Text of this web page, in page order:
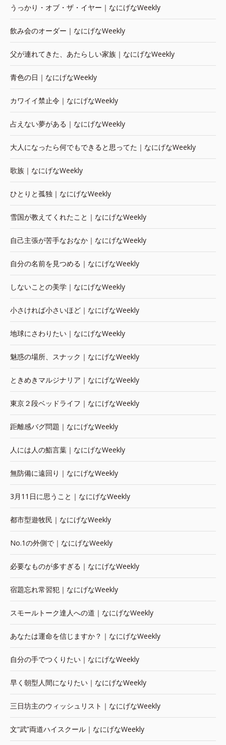
うっかり・オブ・ザ・イヤー｜なにげなWeekly
飲み会のオーダー｜なにげなWeekly
父が連れてきた、あたらしい家族｜なにげなWeekly
青色の日｜なにげなWeekly
カワイイ禁止令｜なにげなWeekly
占えない夢がある｜なにげなWeekly
大人になったら何でもできると思ってた｜なにげなWeekly
歌族｜なにげなWeekly
ひとりと孤独｜なにげなWeekly
雪国が教えてくれたこと｜なにげなWeekly
自己主張が苦手なおなか｜なにげなWeekly
自分の名前を見つめる｜なにげなWeekly
しないことの美学｜なにげなWeekly
小さければ小さいほど｜なにげなWeekly
地球にさわりたい｜なにげなWeekly
魅惑の場所、スナック｜なにげなWeekly
ときめきマルジナリア｜なにげなWeekly
東京２段ベッドライフ｜なにげなWeekly
距離感バグ問題｜なにげなWeekly
人には人の鮨言葉｜なにげなWeekly
無防備に遠回り｜なにげなWeekly
3月11日に思うこと｜なにげなWeekly
都市型遊牧民｜なにげなWeekly
No.1の外側で｜なにげなWeekly
必要なものが多すぎる｜なにげなWeekly
宿題忘れ常習犯｜なにげなWeekly
スモールトーク達人への道｜なにげなWeekly
あなたは運命を信じますか？｜なにげなWeekly
自分の手でつくりたい｜なにげなWeekly
早く朝型人間になりたい｜なにげなWeekly
三日坊主のウィッシュリスト｜なにげなWeekly
文“武”両道ハイスクール｜なにげなWeekly